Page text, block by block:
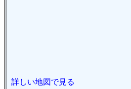
詳しい地図で見る